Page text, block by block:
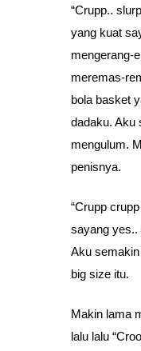
“Crupp..
yang kuat
mengerang-
meremas-
bola basket
dadaku. Aku
mengulum.
penisnya.
“Crupp
sayang yes..
Aku
big size itu.
Makin lama
lalu lalu